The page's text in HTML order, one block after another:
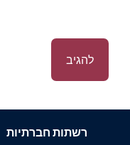
רשתות חברתיות